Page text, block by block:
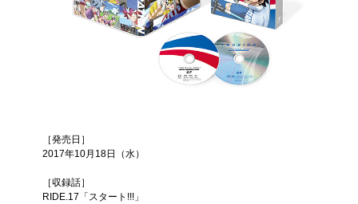
［発売日］
2017年10月18日（水）
［収録話］
RIDE.17「スタート!!!」